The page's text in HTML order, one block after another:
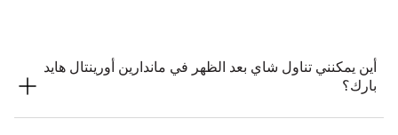
أين يمكنني تناول شاي بعد الظهر في ماندارين أورينتال هايد
بارك؟